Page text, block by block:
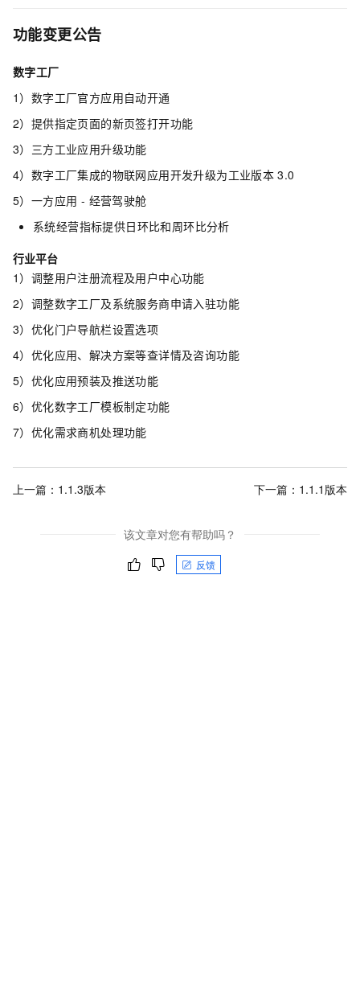
功能变更公告
数字工厂
1）数字工厂官方应用自动开通
2）提供指定页面的新页签打开功能
3）三方工业应用升级功能
4）数字工厂集成的物联网应用开发升级为工业版本 3.0
5）一方应用 - 经营驾驶舱
系统经营指标提供日环比和周环比分析
行业平台
1）调整用户注册流程及用户中心功能
2）调整数字工厂及系统服务商申请入驻功能
3）优化门户导航栏设置选项
4）优化应用、解决方案等查详情及咨询功能
5）优化应用预装及推送功能
6）优化数字工厂模板制定功能
7）优化需求商机处理功能
上一篇： 1.1.3版本 下一篇： 1.1.1版本
该文章对您有帮助吗？
反馈